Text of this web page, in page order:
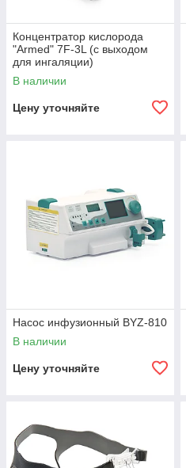
Концентратор кислорода
"Armed" 7F-3L (с выходом
для ингаляции)
В наличии
Цену уточняйте
Насос инфузионный BYZ-810
В наличии
Цену уточняйте